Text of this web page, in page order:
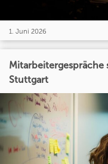
1. Juni 2026
Mitarbeitergespräche
Stuttgart